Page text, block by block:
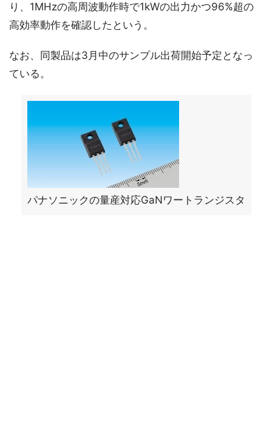
り、1MHzの高周波動作時で1kWの出力かつ96%超の
高効率動作を確認したという。
なお、同製品は3月中のサンプル出荷開始予定となっ
ている。
パナソニックの量産対応GaNワートランジスタ